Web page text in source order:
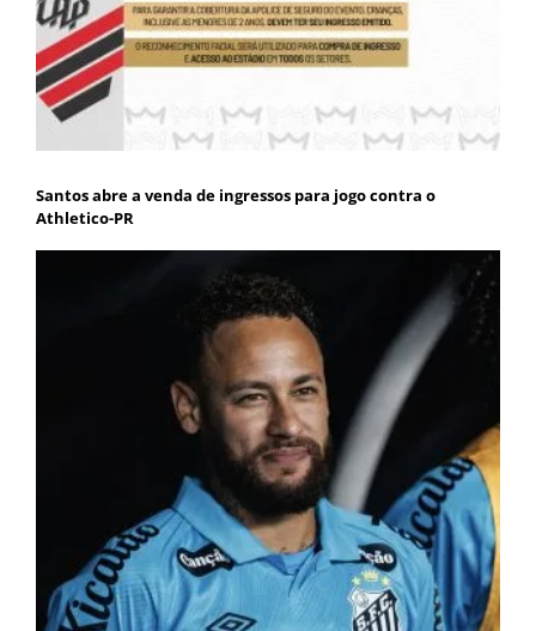
Santos abre a venda de ingressos para jogo contra o
Athletico-PR